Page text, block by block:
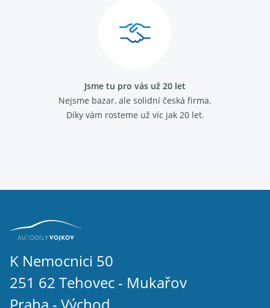
Jsme tu pro vás už 20 let
Nejsme bazar, ale solidní česká firma.
Díky vám rosteme už víc jak 20 let.
K Nemocnici 50
251 62 Tehovec - Mukařov